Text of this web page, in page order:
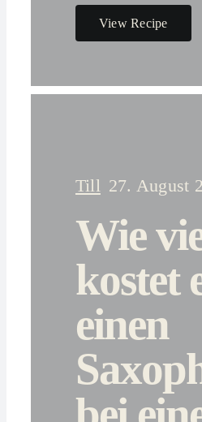
View Recipe
Till 27. August
Wie
kostet
einen